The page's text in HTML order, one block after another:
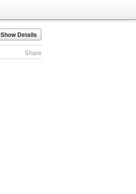
Show Details
Share